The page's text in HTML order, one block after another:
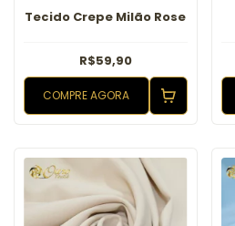
Tecido Crepe Milão Rose
R$59,90
COMPRE AGORA